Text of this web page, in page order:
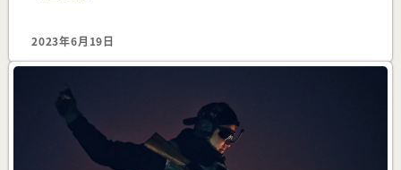
2023年6月19日